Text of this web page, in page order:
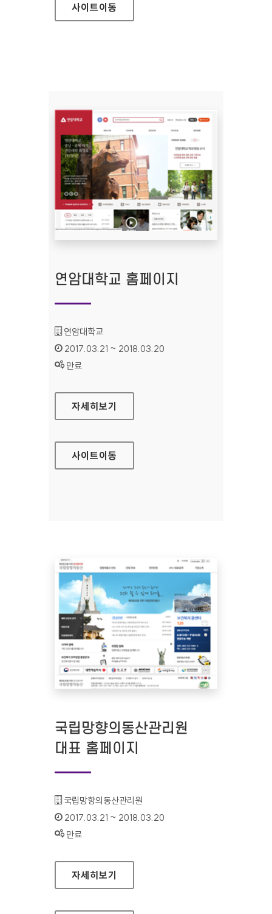
사이트이동
연암대학교 홈페이지
기관명 :
연암대학교
인증기간 :
2017.03.21 ~ 2018.03.20
상태 :
만료
연암대학교 홈페이지
자세히보기
사이트이동
국립망향의동산관리원
대표 홈페이지
기관명 :
국립망향의동산관리원
인증기간 :
2017.03.21 ~ 2018.03.20
상태 :
만료
국립망향의동산관리원 대표 홈페이지
자세히보기